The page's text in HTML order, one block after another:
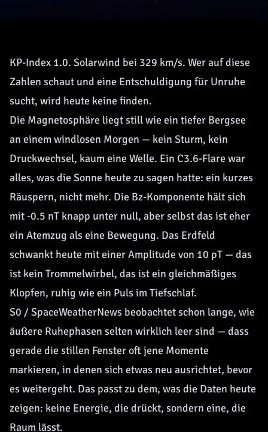
KP-Index 1.0. Solarwind bei 329 km/s. Wer auf diese
Zahlen schaut und eine Entschuldigung für Unruhe
sucht, wird heute keine finden.
Die Magnetosphäre liegt still wie ein tiefer Bergsee
an einem windlosen Morgen — kein Sturm, kein
Druckwechsel, kaum eine Welle. Ein C3.6-Flare war
alles, was die Sonne heute zu sagen hatte: ein kurzes
Räuspern, nicht mehr. Die Bz-Komponente hält sich
mit -0.5 nT knapp unter null, aber selbst das ist eher
ein Atemzug als eine Bewegung. Das Erdfeld
schwankt heute mit einer Amplitude von 10 pT — das
ist kein Trommelwirbel, das ist ein gleichmäßiges
Klopfen, ruhig wie ein Puls im Tiefschlaf.
S0 / SpaceWeatherNews beobachtet schon lange, wie
äußere Ruhephasen selten wirklich leer sind — dass
gerade die stillen Fenster oft jene Momente
markieren, in denen sich etwas neu ausrichtet, bevor
es weitergeht. Das passt zu dem, was die Daten heute
zeigen: keine Energie, die drückt, sondern eine, die
Raum lässt.